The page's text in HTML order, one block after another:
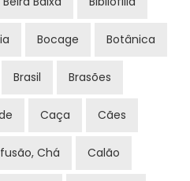
Bocage Botânica
Brasil Brasões
Caça Cães
Chá Calão